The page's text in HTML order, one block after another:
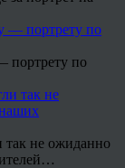
портрету по
так не ожиданно